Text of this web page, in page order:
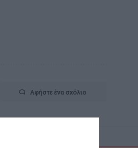
Αφήστε ένα σχόλιο